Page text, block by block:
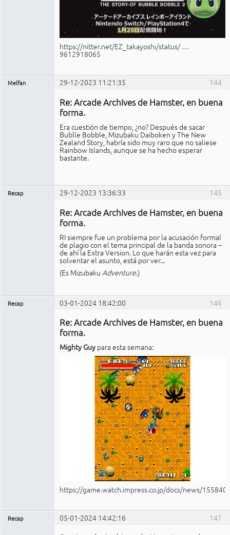
https://nitter.net/EZ_takayoshi/status/ …
9612918065
144
Melfan 29-12-2023 11:21:35
Re: Arcade Archives de Hamster, en buena
forma.
Era cuestión de tiempo, ¿no? Después de sacar
Bublle Bobble, Mizubaku Daiboken y The New
Zealand Story, habría sido muy raro que no saliese
Rainbow Islands, aunque se ha hecho esperar
bastante.
145
Recap 29-12-2023 13:36:33
Re: Arcade Archives de Hamster, en buena
forma.
RI siempre fue un problema por la acusación formal
de plagio con el tema principal de la banda sonora --
de ahí la Extra Version. Lo que harán esta vez para
solventar el asunto, está por ver...
(Es Mizubaku Adventure.)
146
Recap 03-01-2024 18:42:00
Re: Arcade Archives de Hamster, en buena
forma.
Mighty Guy para esta semana:
https://game.watch.impress.co.jp/docs/news/
147
Recap 05-01-2024 14:42:16